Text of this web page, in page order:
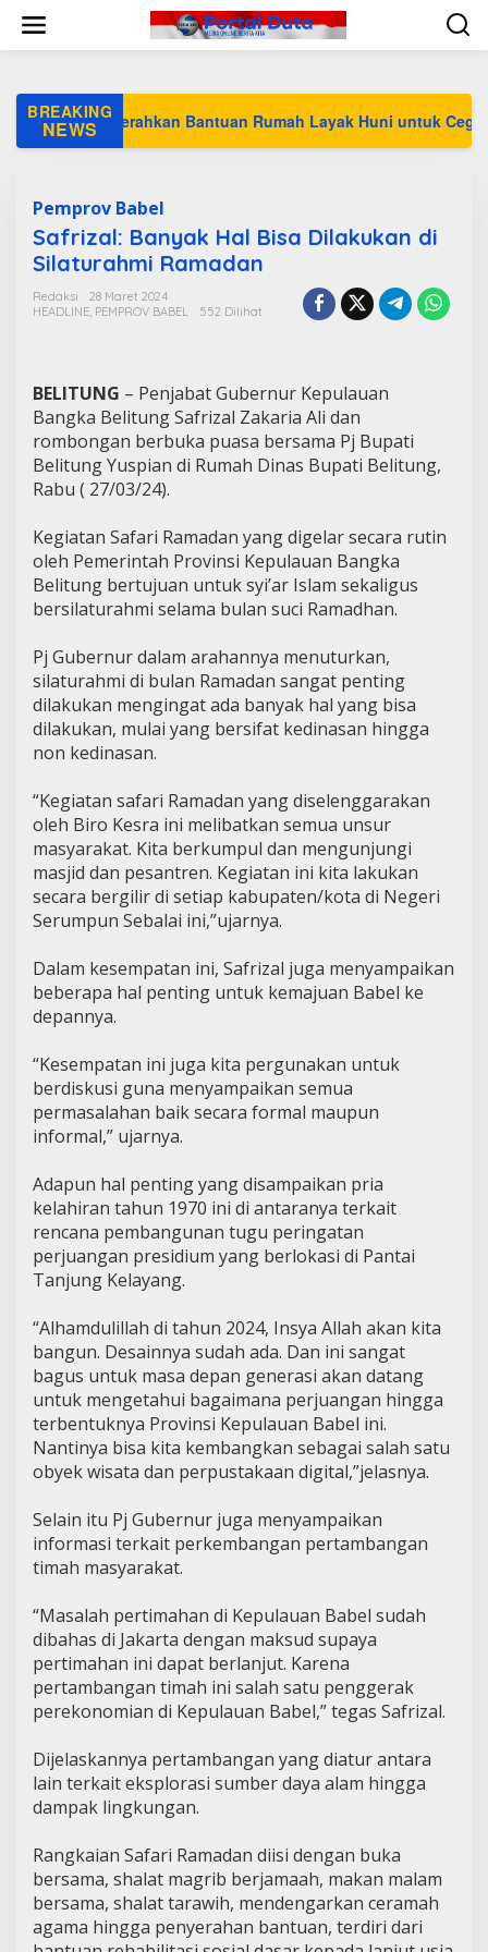
w
BREAKING
NEWS
Timah Serahkan Bantuan Rumah Layak Huni untuk Cegah
Pemprov Babel
Safrizal: Banyak Hal Bisa Dilakukan di
Silaturahmi Ramadan
Redaksi
28 Maret 2024
HEADLINE, PEMPROV BABEL 552 Dilihat
BELITUNG – Penjabat Gubernur Kepulauan
Bangka Belitung Safrizal Zakaria Ali dan
rombongan berbuka puasa bersama Pj Bupati
Belitung Yuspian di Rumah Dinas Bupati Belitung,
Rabu ( 27/03/24).
Kegiatan Safari Ramadan yang digelar secara rutin
oleh Pemerintah Provinsi Kepulauan Bangka
Belitung bertujuan untuk syi’ar Islam sekaligus
bersilaturahmi selama bulan suci Ramadhan.
Pj Gubernur dalam arahannya menuturkan,
silaturahmi di bulan Ramadan sangat penting
dilakukan mengingat ada banyak hal yang bisa
dilakukan, mulai yang bersifat kedinasan hingga
non kedinasan.
“Kegiatan safari Ramadan yang diselenggarakan
oleh Biro Kesra ini melibatkan semua unsur
masyarakat. Kita berkumpul dan mengunjungi
masjid dan pesantren. Kegiatan ini kita lakukan
secara bergilir di setiap kabupaten/kota di Negeri
Serumpun Sebalai ini,”ujarnya.
Dalam kesempatan ini, Safrizal juga menyampaikan
beberapa hal penting untuk kemajuan Babel ke
depannya.
“Kesempatan ini juga kita pergunakan untuk
berdiskusi guna menyampaikan semua
permasalahan baik secara formal maupun
informal,” ujarnya.
Adapun hal penting yang disampaikan pria
kelahiran tahun 1970 ini di antaranya terkait
rencana pembangunan tugu peringatan
perjuangan presidium yang berlokasi di Pantai
Tanjung Kelayang.
“Alhamdulillah di tahun 2024, Insya Allah akan kita
bangun. Desainnya sudah ada. Dan ini sangat
bagus untuk masa depan generasi akan datang
untuk mengetahui bagaimana perjuangan hingga
terbentuknya Provinsi Kepulauan Babel ini.
Nantinya bisa kita kembangkan sebagai salah satu
obyek wisata dan perpustakaan digital,”jelasnya.
Selain itu Pj Gubernur juga menyampaikan
informasi terkait perkembangan pertambangan
timah masyarakat.
“Masalah pertimahan di Kepulauan Babel sudah
dibahas di Jakarta dengan maksud supaya
pertimahan ini dapat berlanjut. Karena
pertambangan timah ini salah satu penggerak
perekonomian di Kepulauan Babel,” tegas Safrizal.
Dijelaskannya pertambangan yang diatur antara
lain terkait eksplorasi sumber daya alam hingga
dampak lingkungan.
Rangkaian Safari Ramadan diisi dengan buka
bersama, shalat magrib berjamaah, makan malam
bersama, shalat tarawih, mendengarkan ceramah
agama hingga penyerahan bantuan, terdiri dari